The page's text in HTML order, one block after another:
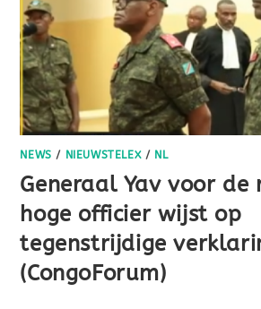
NEWS / NIEUWSTELEX/ NL
Generaal Yav voor de
hoge officier wijst op
tegenstrijdige
(CongoForum)